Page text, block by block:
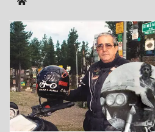
Home